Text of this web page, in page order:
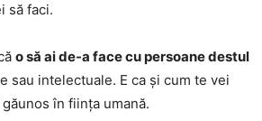
să faci.
o să ai de-a face cu persoane destul
sau intelectuale. E ca și cum te vei
în ființa umană.